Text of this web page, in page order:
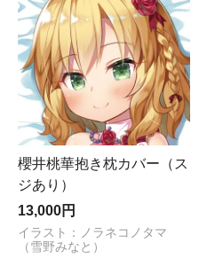
櫻井桃華抱き枕カバー（ス
ジあり）
13,000円
イラスト：ノラネコノタマ
（雪野みなと）